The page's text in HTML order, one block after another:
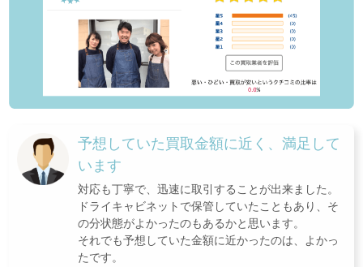
予想していた買取金額に近く、満足して
います
対応も丁寧で、迅速に取引することが出来ました。
ドライキャビネットで保管していたこともあり、そ
の分状態がよかったのもあるかと思います。
それでも予想していた金額に近かったのは、よかっ
たです。